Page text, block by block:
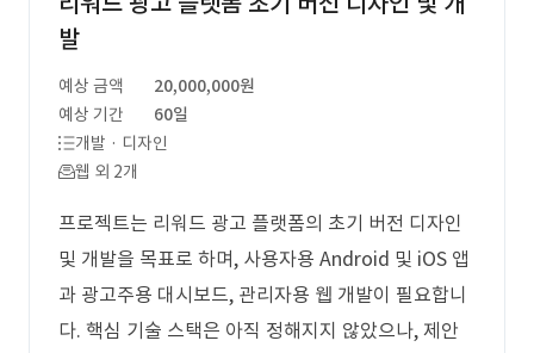
발
예상 금액
20,000,000원
예상 기간
60일
개발 · 디자인
웹 외 2개
프로젝트는 리워드 광고 플랫폼의 초기 버전 디자인
및 개발을 목표로 하며, 사용자용 Android 및 iOS 앱
과 광고주용 대시보드, 관리자용 웹 개발이 필요합니
다. 핵심 기술 스택은 아직 정해지지 않았으나, 제안